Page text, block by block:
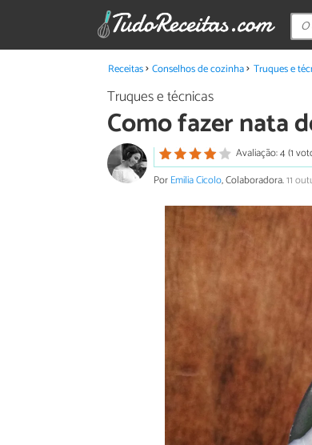
Receitas Conselhos de cozinha Truques e
Truques e técnicas
Como fazer nata
Avaliação: 4 (1
PorEmilia Cicolo, Colaboradora.11